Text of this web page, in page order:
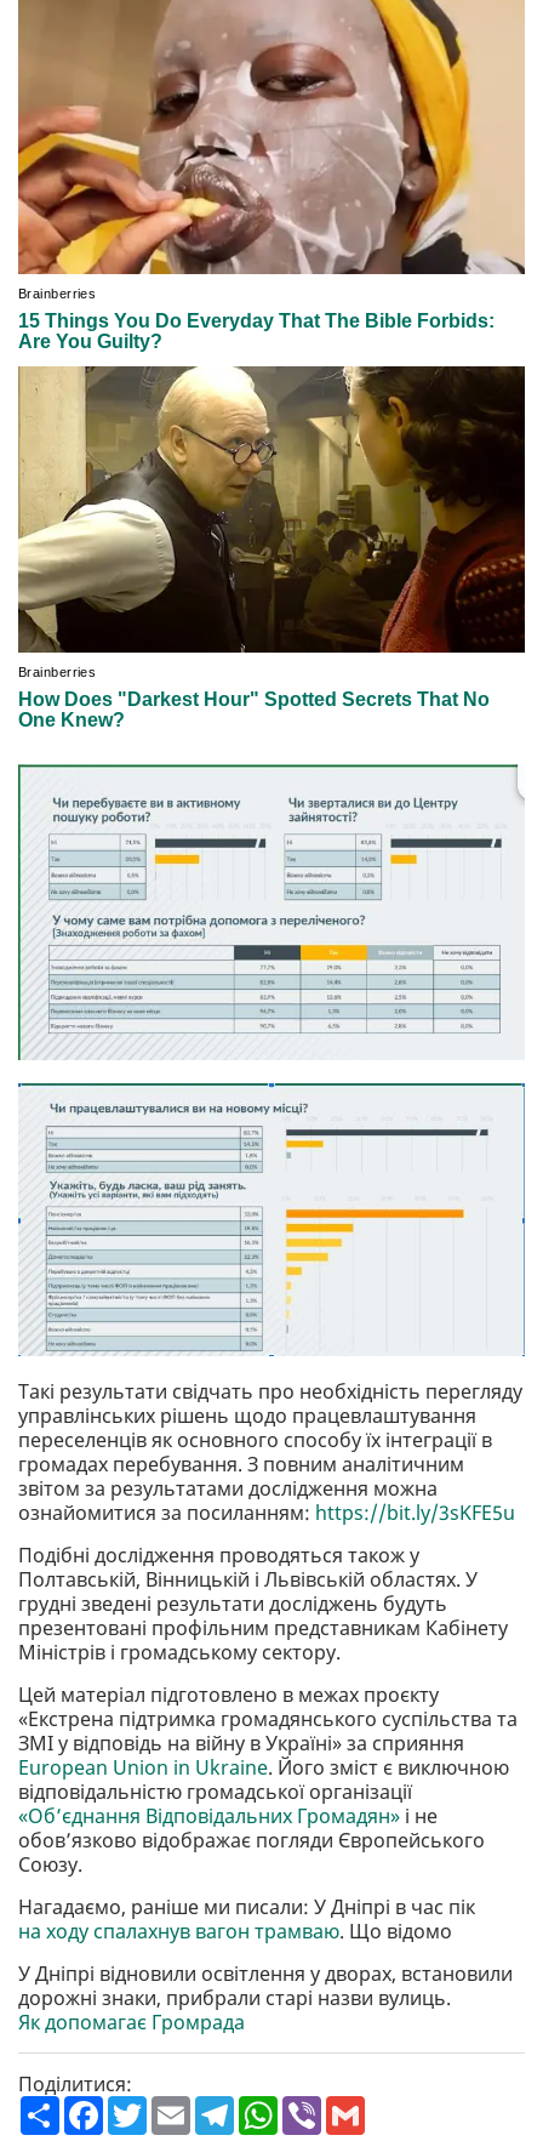
Такі результати свідчать про необхідність перегляду
управлінських рішень щодо працевлаштування
переселенців як основного способу їх інтеграції в
громадах перебування. З повним аналітичним
звітом за результатами дослідження можна
ознайомитися за посиланням: https://bit.ly/3sKFE5u
Подібні дослідження проводяться також у
Полтавській, Вінницькій і Львівській областях. У
грудні зведені результати досліджень будуть
презентовані профільним представникам Кабінету
Міністрів і громадському сектору.
Цей матеріал підготовлено в межах проєкту
«Екстрена підтримка громадянського суспільства та
ЗМІ у відповідь на війну в Україні» за сприяння
European Union in Ukraine. Його зміст є виключною
відповідальністю громадської організації
«Об’єднання Відповідальних Громадян» і не
обов’язково відображає погляди Європейського
Союзу.
Нагадаємо, раніше ми писали: У Дніпрі в час пік
на ходу спалахнув вагон трамваю. Що відомо
У Дніпрі відновили освітлення у дворах, встановили
дорожні знаки, прибрали старі назви вулиць.
Як допомагає Громрада
Поділитися:
П
о
F
a
T
w
E
m
T
e
W
h
V